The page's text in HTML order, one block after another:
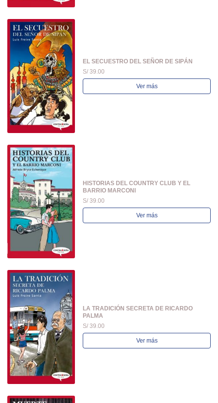
EL SECUESTRO DEL SEÑOR DE SIPÁN
S/ 39.00
Ver más
HISTORIAS DEL COUNTRY CLUB Y EL
BARRIO MARCONI
S/ 39.00
Ver más
LA TRADICIÓN SECRETA DE RICARDO
PALMA
S/ 39.00
Ver más